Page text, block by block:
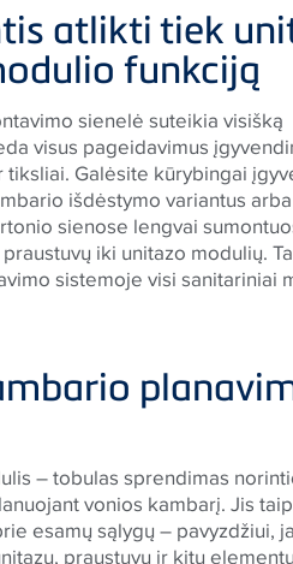
atlikti tiek
funkciją
sienelė suteikia visišką
visus pageidavimus
Galėsite kūrybingai
išdėstymo variantus
sienose lengvai
iki unitazo modulių.
sistemoje visi sanitariniai
– tobulas sprendimas
vonios kambarį. Jis
esamų sąlygų – pavyzdžiui,
praustuvų ir kitų